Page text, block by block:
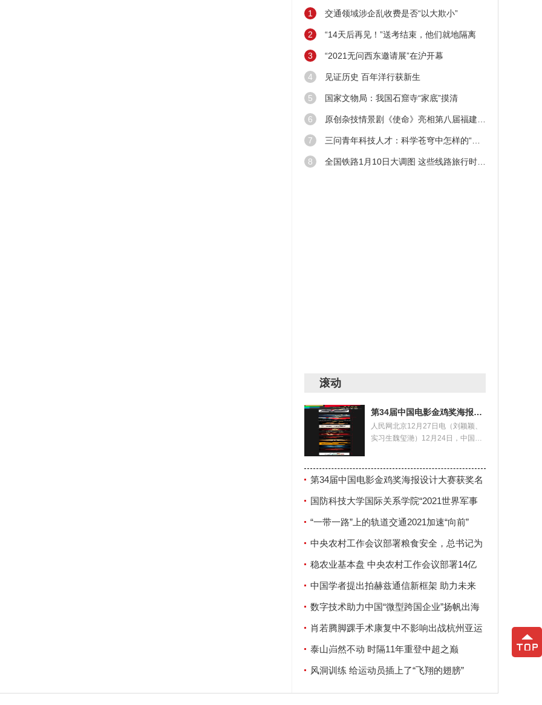
1 交通领域涉企乱收费是否“以大欺小”
2 “14天后再见！”送考结束，他们就地隔离
3 “2021无问西东邀请展”在沪开幕
4 见证历史 百年洋行获新生
5 国家文物局：我国石窟寺“家底”摸清
6 原创杂技情景剧《使命》亮相第八届福建艺术节
7 三问青年科技人才：科学苍穹中怎样的“新星”在闪耀
8 全国铁路1月10日大调图 这些线路旅行时间缩短！
滚动
第34届中国电影金鸡奖海报设计大赛获奖名单揭晓
人民网北京12月27日电（刘颖颖、
实习生魏玺滟）12月24日，中国电
第34届中国电影金鸡奖海报设计大赛获奖名
单揭晓
国防科技大学国际关系学院“2021世界军事
安全论坛”在南京举行
“一带一路”上的轨道交通2021加速“向前”
中央农村工作会议部署粮食安全，总书记为
何强调这两个字？
稳农业基本盘 中央农村工作会议部署14亿
人“饭碗”大事
中国学者提出拍赫兹通信新框架 助力未来
6G发展
数字技术助力中国“微型跨国企业”扬帆出海
肖若腾脚踝手术康复中不影响出战杭州亚运
会泰山岿然不动 时隔11年重登中超之巅
风洞训练 给运动员插上了“飞翔的翅膀”